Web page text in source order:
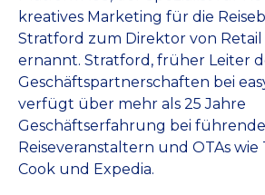
kreatives Marketing für die
Stratford zum Direktor von Retail
ernannt. Stratford, früher Leiter
Geschäftspartnerschaften bei
verfügt über mehr als 25 Jahre
Geschäftserfahrung bei
Reiseveranstaltern und OTAs wie
Cook und Expedia.